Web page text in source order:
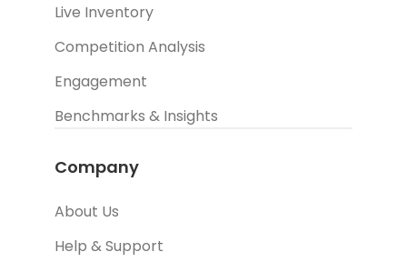
Live Inventory
Competition Analysis
Engagement
Benchmarks & Insights
Company
About Us
Help & Support